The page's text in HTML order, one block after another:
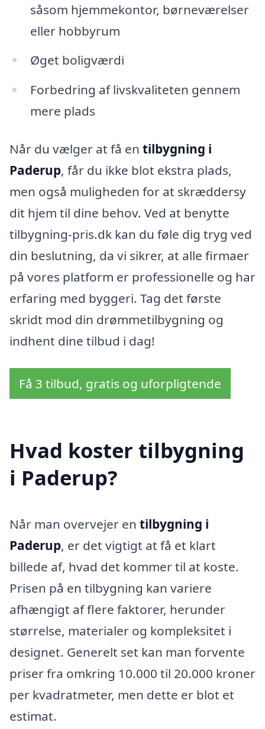
såsom hjemmekontor, børneværelser
eller hobbyrum
Øget boligværdi
Forbedring af livskvaliteten gennem
mere plads
Når du vælger at få en tilbygning i
Paderup, får du ikke blot ekstra plads,
men også muligheden for at skræddersy
dit hjem til dine behov. Ved at benytte
tilbygning-pris.dk kan du føle dig tryg ved
din beslutning, da vi sikrer, at alle firmaer
på vores platform er professionelle og har
erfaring med byggeri. Tag det første
skridt mod din drømmetilbygning og
indhent dine tilbud i dag!
Få 3 tilbud, gratis og uforpligtende
Hvad koster tilbygning
i Paderup?
Når man overvejer en tilbygning i
Paderup, er det vigtigt at få et klart
billede af, hvad det kommer til at koste.
Prisen på en tilbygning kan variere
afhængigt af flere faktorer, herunder
størrelse, materialer og kompleksitet i
designet. Generelt set kan man forvente
priser fra omkring 10.000 til 20.000 kroner
per kvadratmeter, men dette er blot et
estimat.